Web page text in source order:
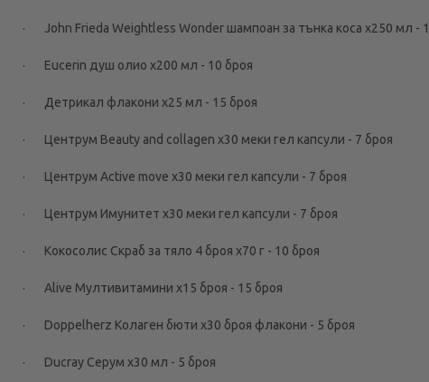
· John Frieda Weightless Wonder шампоан за тънка коса x250 мл -
· Eucerin душ олиo x200 мл - 10 броя
· Детрикал флакони х25 мл - 15 броя
· Центрум Beauty and collagen х30 меки гел капсули - 7 броя
· Центрум Active move х30 меки гел капсули - 7 броя
· Центрум Имунитет х30 меки гел капсули - 7 броя
· Кокосолис Скраб за тяло 4 броя х70 г - 10 броя
· Alive Мултивитамини х15 броя - 15 броя
· Doppelherz Колаген бюти х30 броя флакони - 5 броя
· Ducray Серум х30 мл - 5 броя